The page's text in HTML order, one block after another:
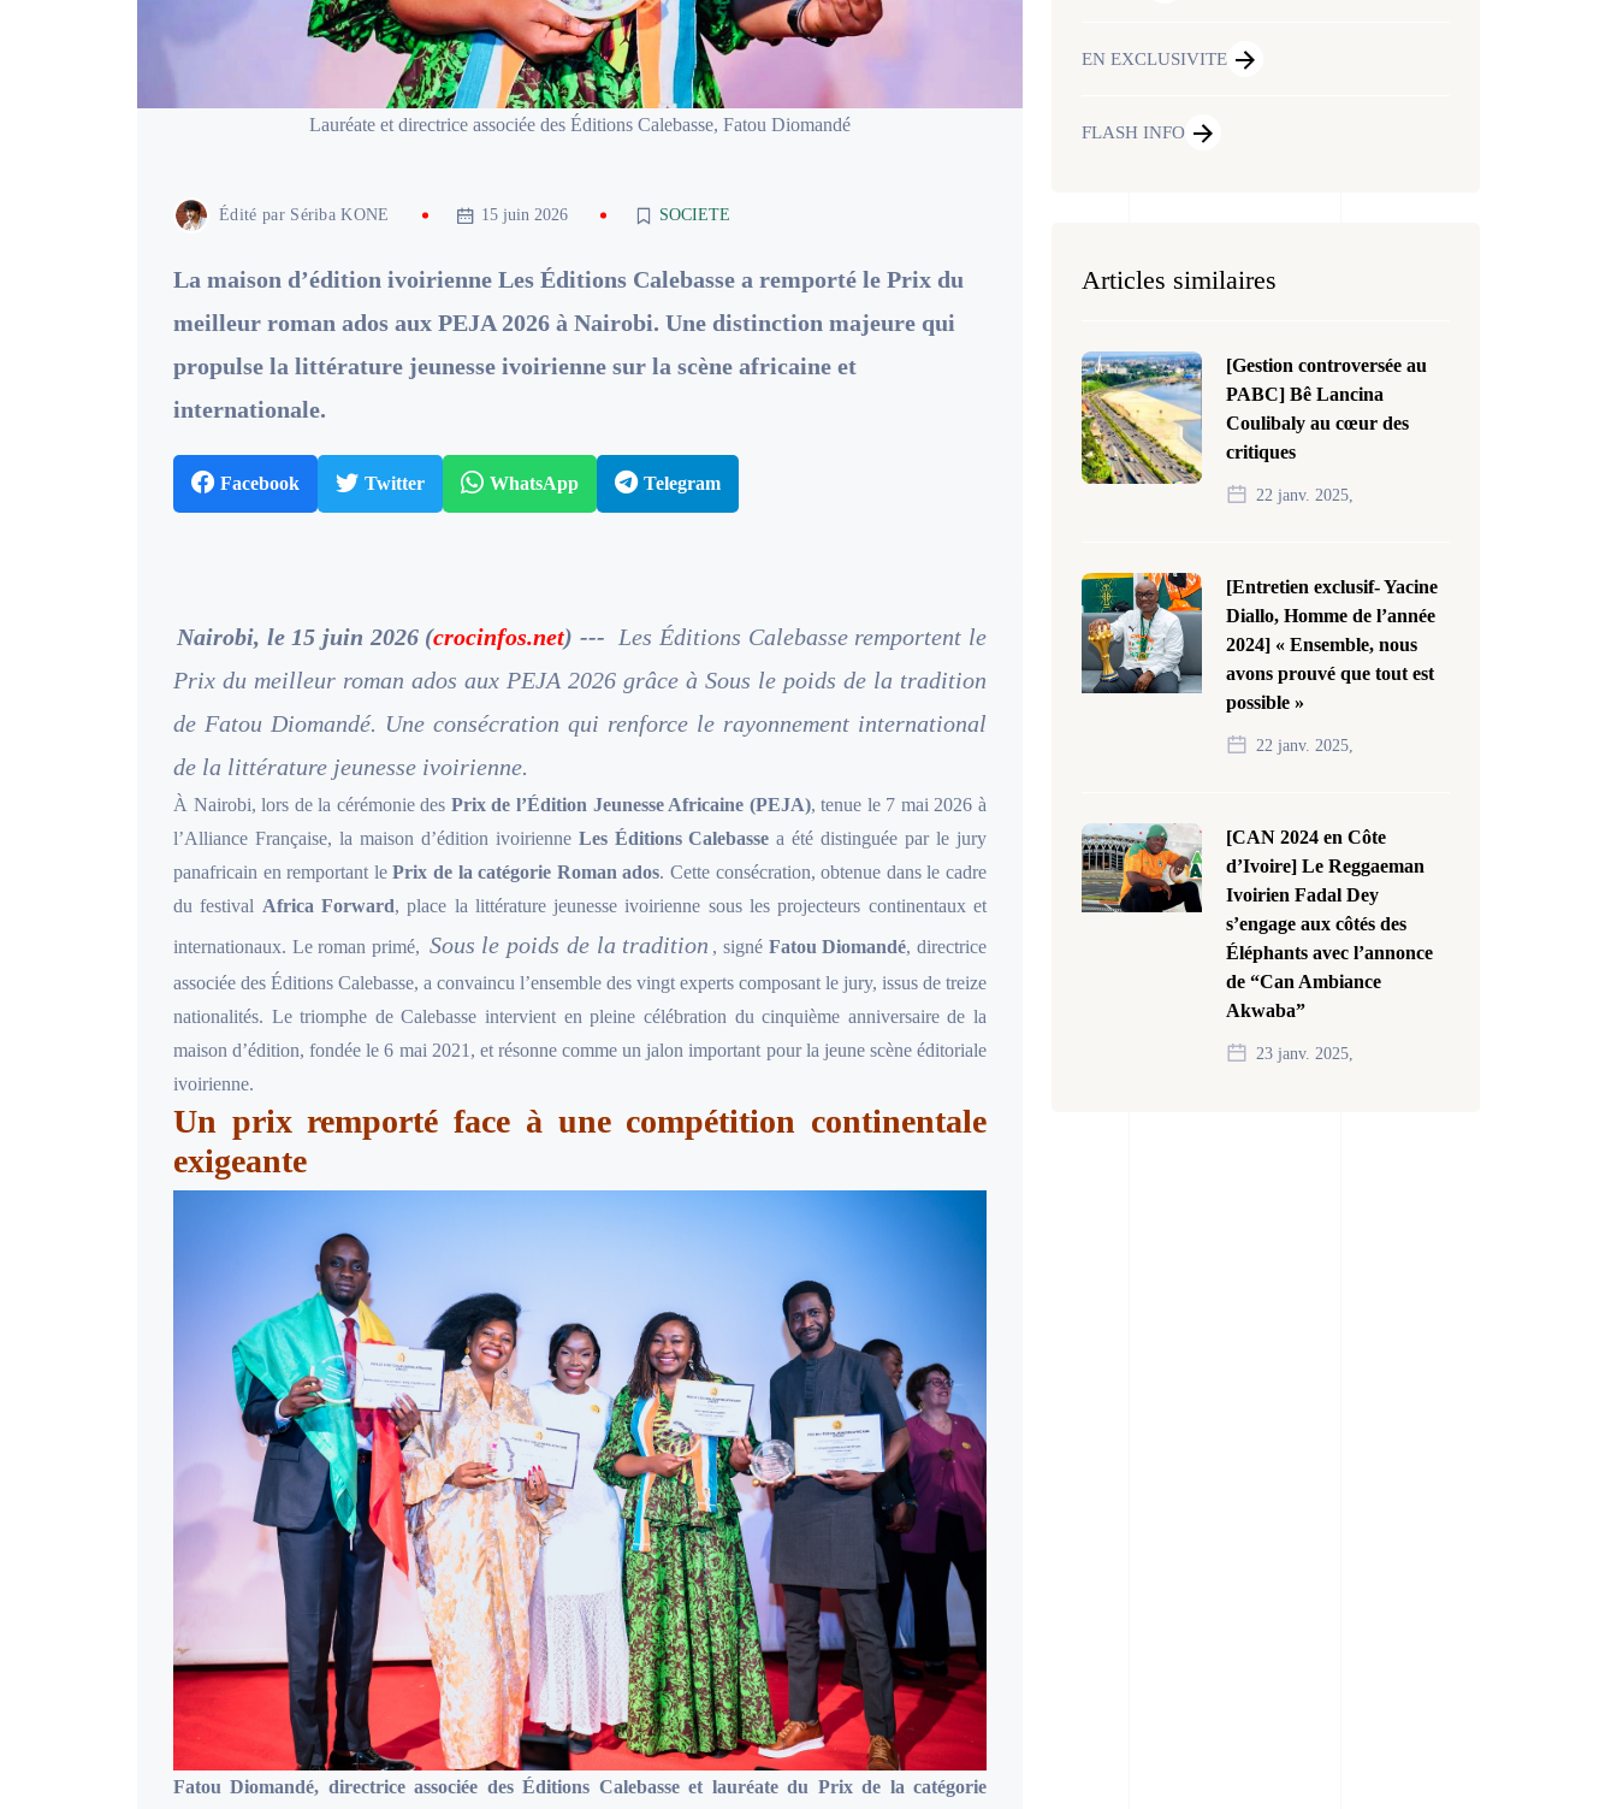
Lauréate et directrice associée des Éditions Calebasse, Fatou Diomandé
Édité par Sériba KONE 15 juin 2026 SOCIETE
La maison d’édition ivoirienne Les Éditions Calebasse a remporté le Prix du
meilleur roman ados aux PEJA 2026 à Nairobi. Une distinction majeure qui
propulse la littérature jeunesse ivoirienne sur la scène africaine et
internationale.
Facebook Twitter WhatsApp Telegram
Nairobi, le 15 juin 2026 (crocinfos.net) --- Les Éditions Calebasse remportent le
Prix du meilleur roman ados aux PEJA 2026 grâce à Sous le poids de la tradition
de Fatou Diomandé. Une consécration qui renforce le rayonnement international
de la littérature jeunesse ivoirienne.
À Nairobi, lors de la cérémonie des Prix de l’Édition Jeunesse Africaine (PEJA), tenue le 7 mai 2026 à
l’Alliance Française, la maison d’édition ivoirienne Les Éditions Calebasse a été distinguée par le jury
panafricain en remportant lePrix de la catégorie Roman ados. Cette consécration, obtenue dans le cadre
du festival Africa Forward, place la littérature jeunesse ivoirienne sous les projecteurs continentaux et
internationaux. Le roman primé, Sous le poids de la tradition , signé Fatou Diomandé, directrice
associée des Éditions Calebasse, a convaincu l’ensemble des vingt experts composant le jury, issus de treize
nationalités. Le triomphe de Calebasse intervient en pleine célébration du cinquième anniversaire de la
maison d’édition, fondée le 6 mai 2021, et résonne comme un jalon important pour la jeune scène éditoriale
ivoirienne.
Un prix remporté face à une compétition continentale
exigeante
Fatou Diomandé, directrice associée des Éditions Calebasse et lauréate du Prix de la catégorie
EN EXCLUSIVITE
FLASH INFO
Articles similaires
[Gestion controversée au
PABC] Bê Lancina
Coulibaly au cœur des
critiques
22 janv. 2025,
[Entretien exclusif- Yacine
Diallo, Homme de l’année
2024] « Ensemble, nous
avons prouvé que tout est
possible »
22 janv. 2025,
[CAN 2024 en Côte
d’Ivoire] Le Reggaeman
Ivoirien Fadal Dey
s’engage aux côtés des
Éléphants avec l’annonce
de “Can Ambiance
Akwaba”
23 janv. 2025,